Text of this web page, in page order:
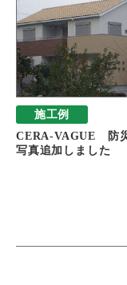
施工例
CERA-VAGUE 防
写真追加しました